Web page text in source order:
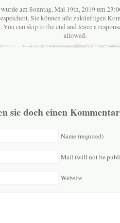
am Sonntag, Mai 19th, 2019 um
Sie können alle zukünftigen
You can skip to the end and leave a
allowed.
sie doch einen
Name (required)
Mail (will not be
Website